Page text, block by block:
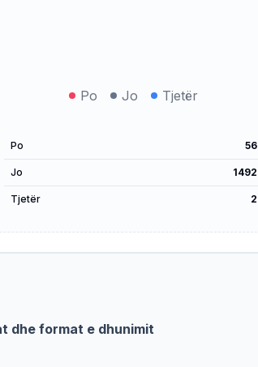
Po Jo Tjetër
Po 56
Jo 1492
Tjetër 2
dhe format e dhunimit